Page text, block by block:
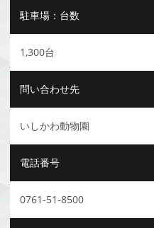
駐車場：台数
1,300台
問い合わせ先
いしかわ動物園
電話番号
0761-51-8500